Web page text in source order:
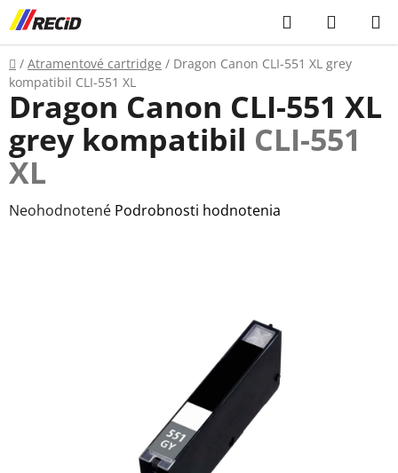
Prejsť
na
obsah
Hľadať
KOŠÍK
Domov
/ Atramentové cartridge / Dragon Canon CLI-551 XL grey
kompatibil CLI-551 XL
Dragon Canon CLI-551 XL
grey kompatibil CLI-551
XL
Priemerné
Neohodnotené Podrobnosti hodnotenia